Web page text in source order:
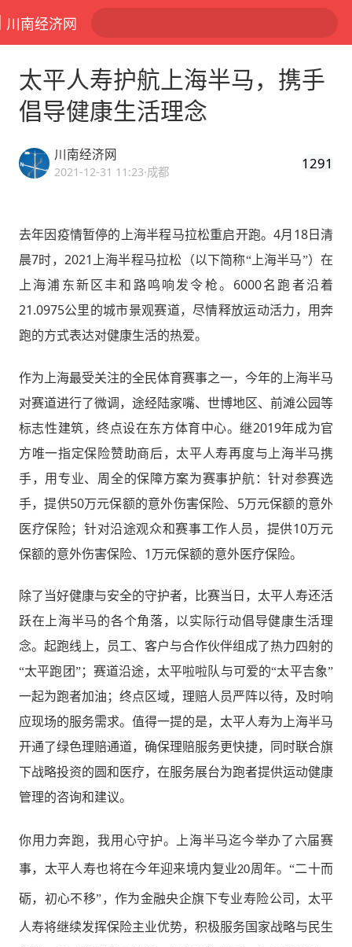
川南经济网
太平人寿护航上海半马，携手
倡导健康生活理念
川南经济网
2021-12-31 11:23·成都 1291
去年因疫情暂停的上海半程马拉松重启开跑。4月 18日清
晨7时， 2021 上海半程马拉松（以下简称“上海半马”）在
上海浦东新区丰和路鸣响发令枪。 6000名跑者沿着
21.0975公里的城市景观赛道，尽情释放运动活力，用奔
跑的方式表达对健康生活的热爱。
作为上海最受关注的全民体育赛事之一，今年的上海半马
对赛道进行了微调，途经陆家嘴、世博地区、前滩公园等
标志性建筑，终点设在东方体育中心。继2019年成为官
方唯一指定保险赞助商后，太平人寿再度与上海半马携
手，用专业、周全的保障方案为赛事护航：针对参赛选
手，提供50万元保额的意外伤害保险、 5万元保额的意外
医疗保险；针对沿途观众和赛事工作人员，提供10万元
保额的意外伤害保险、 1 万元保额的意外医疗保险。
除了当好健康与安全的守护者，比赛当日，太平人寿还活
跃在上海半马的各个角落，以实际行动倡导健康生活理
念。起跑线上，员工、客户与合作伙伴组成了热力四射的
“太平跑团”；赛道沿途，太平啦啦队与可爱的“太平吉象”
一起为跑者加油；终点区域，理赔人员严阵以待，及时响
应现场的服务需求。值得一提的是，太平人寿为上海半马
开通了绿色理赔通道，确保理赔服务更快捷，同时联合旗
下战略投资的圆和医疗，在服务展台为跑者提供运动健康
管理的咨询和建议。
你用力奔跑，我用心守护。上海半马迄今举办了六届赛
事，太平人寿也将在今年迎来境内复业20周年。“二十而
砺，初心不移”，作为金融央企旗下专业寿险公司，太平
人寿将继续发挥保险主业优势，积极服务国家战略与民生